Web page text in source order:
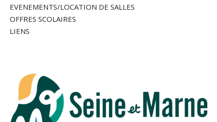
EVENEMENTS/LOCATION DE SALLES
OFFRES SCOLAIRES
LIENS